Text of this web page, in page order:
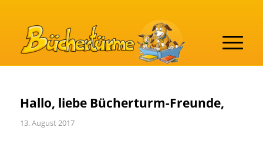
Hallo, liebe Bücherturm-Freunde,
13. August 2017